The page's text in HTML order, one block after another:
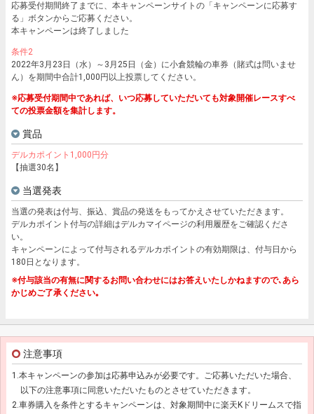
応募受付期間終了までに、本キャンペーンサイトの「キャンペーンに応募す
る」ボタンからご応募ください。
本キャンペーンは終了しました
条件2
2022年3月23日（水）～3月25日（金）に小倉競輪の車券（賭式は問いませ
ん）を期間中合計1,000円以上投票してください。
※応募受付期間中であれば、いつ応募していただいても対象開催レースすべ
ての投票金額を集計します。
賞品
デルカポイント1,000円分
【抽選30名】
当選発表
当選の発表は付与、振込、賞品の発送をもってかえさせていただきます。
デルカポイント付与の詳細はデルカマイページの利用履歴をご確認くださ
い。
キャンペーンによって付与されるデルカポイントの有効期限は、付与日から
180日となります。
※付与該当の有無に関するお問い合わせにはお答えいたしかねますので､あら
かじめご了承ください｡
注意事項
1.本キャンペーンの参加は応募申込みが必要です。ご応募いただいた場合、
以下の注意事項に同意いただいたものとさせていただきます。
2.車券購入を条件とするキャンペーンは、対象期間中に楽天Kドリームスで指